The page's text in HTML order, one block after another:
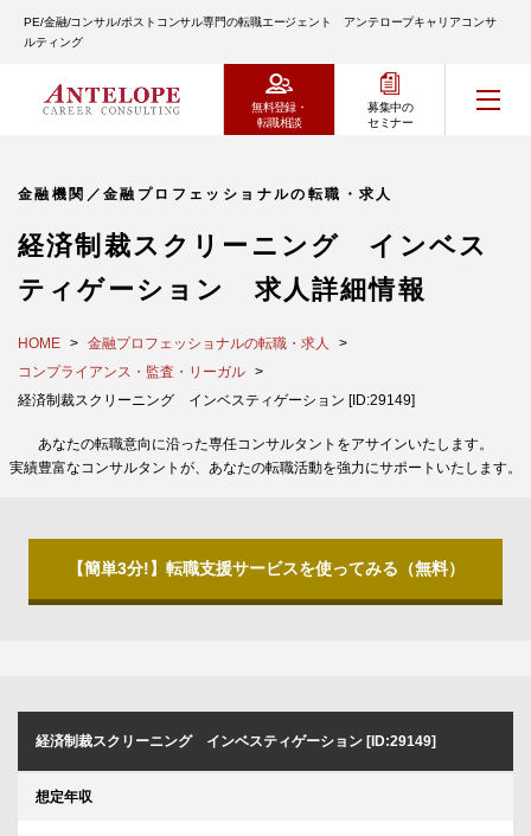
PE/金融/コンサル/ポストコンサル専門の転職エージェント アンテロープキャリアコンサ
ルティング
無料登録・
転職相談
募集中の
セミナー
金融機関／金融プロフェッショナルの転職・求人
経済制裁スクリーニング インベス
ティゲーション 求人詳細情報
HOME
金融プロフェッショナルの転職・求人
コンプライアンス・監査・リーガル
経済制裁スクリーニング インベスティゲーション [ID:29149]
あなたの転職意向に沿った専任コンサルタントをアサインいたします。
実績豊富なコンサルタントが、あなたの転職活動を強力にサポートいたします。
【簡単3分!】転職支援サービスを使ってみる（無料）
経済制裁スクリーニング インベスティゲーション [ID:29149]
想定年収